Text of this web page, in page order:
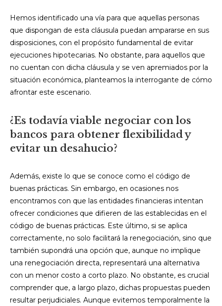
Hemos identificado una vía para que aquellas personas
que dispongan de esta cláusula puedan ampararse en sus
disposiciones, con el propósito fundamental de evitar
ejecuciones hipotecarias. No obstante, para aquellos que
no cuentan con dicha cláusula y se ven apremiados por la
situación económica, planteamos la interrogante de cómo
afrontar este escenario.
¿Es todavía viable negociar con los
bancos para obtener flexibilidad y
evitar un desahucio?
Además, existe lo que se conoce como el código de
buenas prácticas. Sin embargo, en ocasiones nos
encontramos con que las entidades financieras intentan
ofrecer condiciones que difieren de las establecidas en el
código de buenas prácticas. Este último, si se aplica
correctamente, no solo facilitará la renegociación, sino que
también supondrá una opción que, aunque no implique
una renegociación directa, representará una alternativa
con un menor costo a corto plazo. No obstante, es crucial
comprender que, a largo plazo, dichas propuestas pueden
resultar perjudiciales. Aunque evitemos temporalmente la